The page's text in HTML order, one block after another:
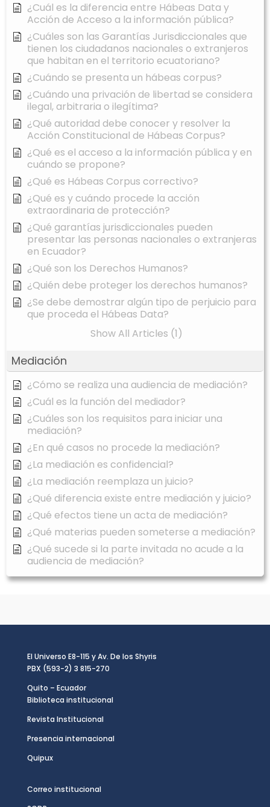
¿Cuál es la diferencia entre Hábeas Data y
Acción de Acceso a la información pública?
¿Cuáles son las Garantías Jurisdiccionales que
tienen los ciudadanos nacionales o extranjeros
que habitan en el territorio ecuatoriano?
¿Cuándo se presenta un hábeas corpus?
¿Cuándo una privación de libertad se considera
ilegal, arbitraria o ilegítima?
¿Qué autoridad debe conocer y resolver la
Acción Constitucional de Hábeas Corpus?
¿Qué es el acceso a la información pública y en
cuándo se propone?
¿Qué es Hábeas Corpus correctivo?
¿Qué es y cuándo procede la acción
extraordinaria de protección?
¿Qué garantías jurisdiccionales pueden
presentar las personas nacionales o extranjeras
en Ecuador?
¿Qué son los Derechos Humanos?
¿Quién debe proteger los derechos humanos?
¿Se debe demostrar algún tipo de perjuicio para
que proceda el Hábeas Data?
Show All Articles (1)
Mediación
¿Cómo se realiza una audiencia de mediación?
¿Cuál es la función del mediador?
¿Cuáles son los requisitos para iniciar una
mediación?
¿En qué casos no procede la mediación?
¿La mediación es confidencial?
¿La mediación reemplaza un juicio?
¿Qué diferencia existe entre mediación y juicio?
¿Qué efectos tiene un acta de mediación?
¿Qué materias pueden someterse a mediación?
¿Qué sucede si la parte invitada no acude a la
audiencia de mediación?
El Universo E8-115 y Av. De los Shyris
PBX (593-2) 3 815-270
Quito – Ecuador
Biblioteca institucional
Revista Institucional
Presencia internacional
Quipux
Correo institucional